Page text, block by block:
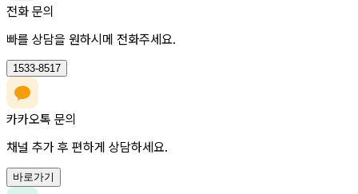
전화 문의
빠를 상담을 원하시메 전화주세요.
1533-8517
카카오톡 문의
채널 추가 후 편하게 상담하세요.
바로가기